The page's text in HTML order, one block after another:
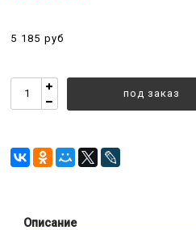
5 185 руб
под заказ
Описание